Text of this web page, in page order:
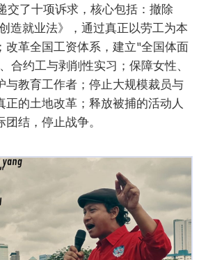
交了十项诉求，核心包括：撤除
造就业法》，通过真正以劳工为本
改革全国工资体系，建立"全国体面
合约工与剥削性实习；保障女性、
与教育工作者；停止大规模裁员与
正的土地改革；释放被捕的活动人
结，停止战争。